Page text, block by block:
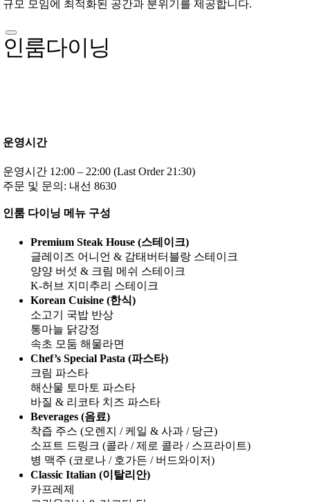
규모 모임에 최적화된 공간과 분위기를 제공합니다.
인룸다이닝
운영시간
운영시간 12:00 – 22:00 (Last Order 21:30)
주문 및 문의: 내선 8630
인룸 다이닝 메뉴 구성
Premium Steak House (스테이크)
글레이즈 어니언 & 감태버터블랑 스테이크
양양 버섯 & 크림 메쉬 스테이크
K-허브 지미추리 스테이크
Korean Cuisine (한식)
소고기 국밥 반상
통마늘 닭강정
속초 모둠 해물라면
Chef’s Special Pasta (파스타)
크림 파스타
해산물 토마토 파스타
바질 & 리코타 치즈 파스타
Beverages (음료)
착즙 주스 (오렌지 / 케일 & 사과 / 당근)
소프트 드링크 (콜라 / 제로 콜라 / 스프라이트)
병 맥주 (코로나 / 호가든 / 버드와이저)
Classic Italian (이탈리안)
카프레제